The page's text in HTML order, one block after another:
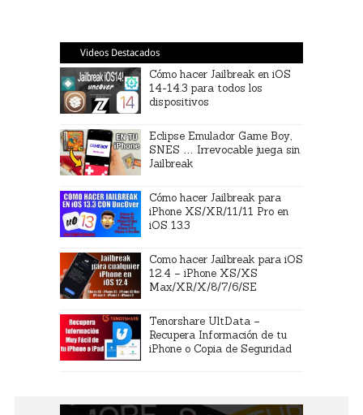
Videos Destacados
Cómo hacer Jailbreak en iOS
14-14.3 para todos los
dispositivos
Eclipse Emulador Game Boy,
SNES … Irrevocable juega sin
Jailbreak
Cómo hacer Jailbreak para
iPhone XS/XR/11/11 Pro en
iOS 13.3
Como hacer Jailbreak para iOS
12.4 – iPhone XS/XS
Max/XR/X/8/7/6/SE
Tenorshare UltData –
Recupera Información de tu
iPhone o Copia de Seguridad